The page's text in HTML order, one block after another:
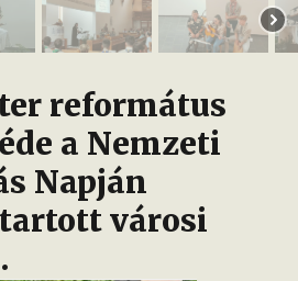
református
a Nemzeti
Napján
városi